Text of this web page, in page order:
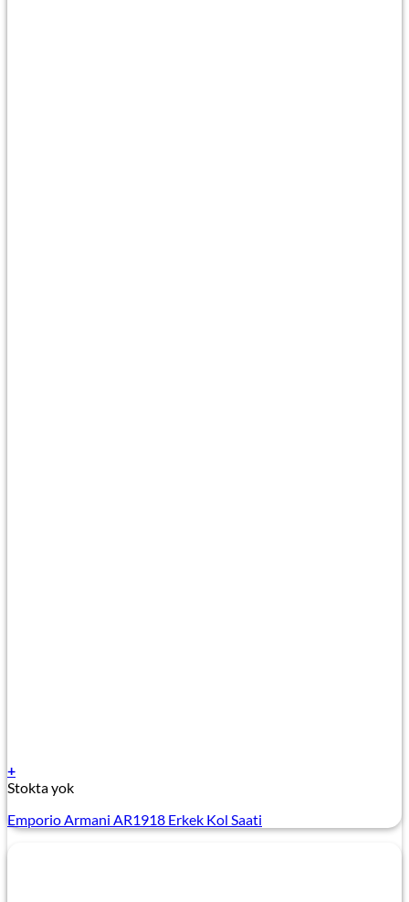
+
Stokta yok
Emporio Armani AR1918 Erkek Kol Saati